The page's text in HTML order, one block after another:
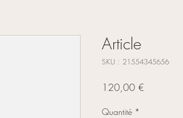
Article
SKU : 21554345656
120,00 €
Quantité *